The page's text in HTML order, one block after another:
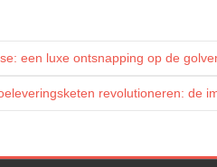
een luxe ontsnapping op de
revolutioneren: de